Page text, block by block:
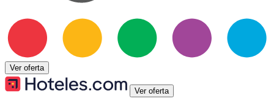
Ver oferta
Ver oferta